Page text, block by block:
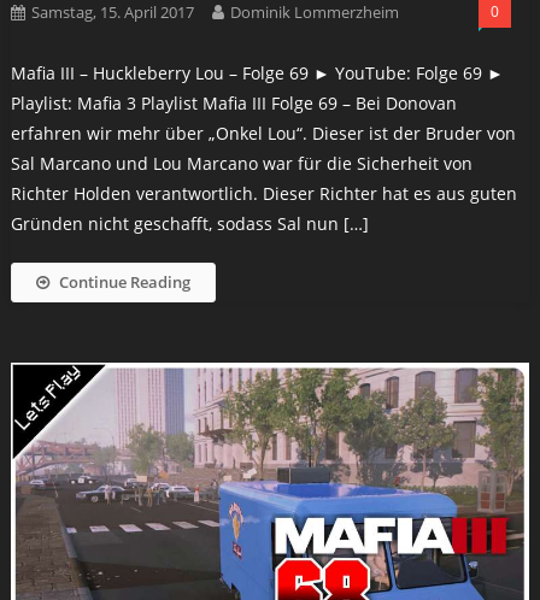
Samstag, 15. April 2017 Dominik Lommerzheim 0
Mafia III – Huckleberry Lou – Folge 69 ► YouTube: Folge 69 ►
Playlist: Mafia 3 Playlist Mafia III Folge 69 – Bei Donovan
erfahren wir mehr über „Onkel Lou“. Dieser ist der Bruder von
Sal Marcano und Lou Marcano war für die Sicherheit von
Richter Holden verantwortlich. Dieser Richter hat es aus guten
Gründen nicht geschafft, sodass Sal nun […]
Continue Reading